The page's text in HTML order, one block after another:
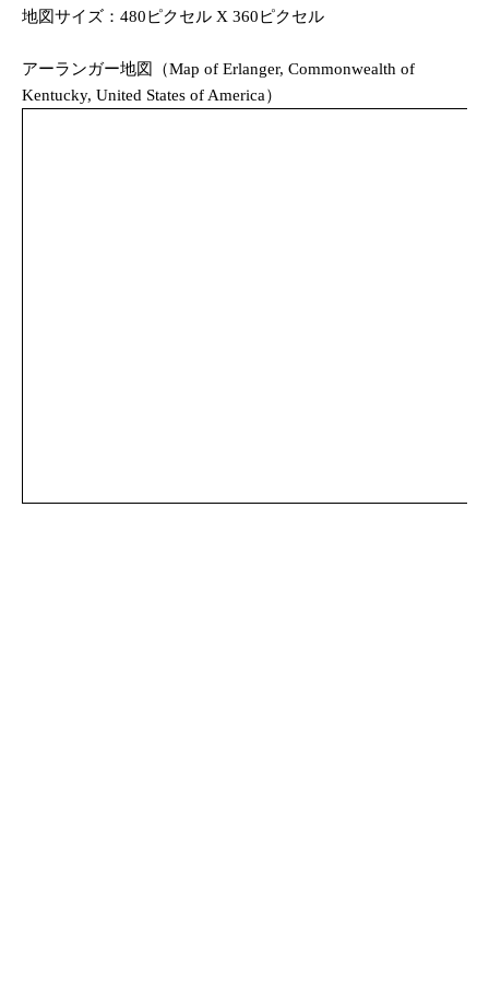
地図サイズ：480ピクセル X 360ピクセル
アーランガー地図（Map of Erlanger, Commonwealth of
Kentucky, United States of America）